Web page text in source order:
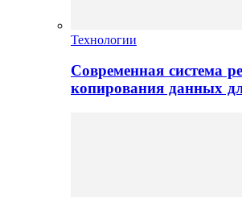
Технологии
Современная система
копирования данных